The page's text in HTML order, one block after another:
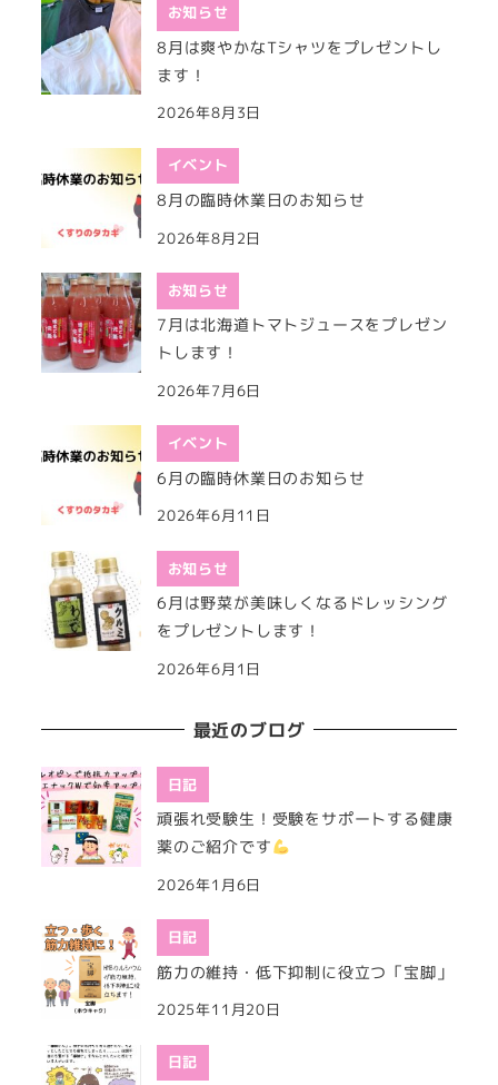
お知らせ
8月は爽やかなTシャツをプレゼントし
ます！
2026年8月3日
イベント
8月の臨時休業日のお知らせ
2026年8月2日
お知らせ
7月は北海道トマトジュースをプレゼン
トします！
2026年7月6日
イベント
6月の臨時休業日のお知らせ
2026年6月11日
お知らせ
6月は野菜が美味しくなるドレッシング
をプレゼントします！
2026年6月1日
最近のブログ
日記
頑張れ受験生！受験をサポートする健康
薬のご紹介です
2026年1月6日
日記
筋力の維持・低下抑制に役立つ「宝脚」
2025年11月20日
日記